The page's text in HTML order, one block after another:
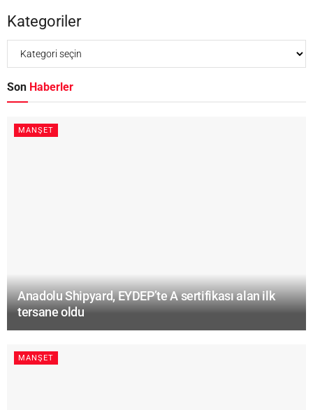
Kategoriler
Son Haberler
MANŞET
Anadolu Shipyard, EYDEP’te A sertifikası alan ilk
tersane oldu
MANŞET